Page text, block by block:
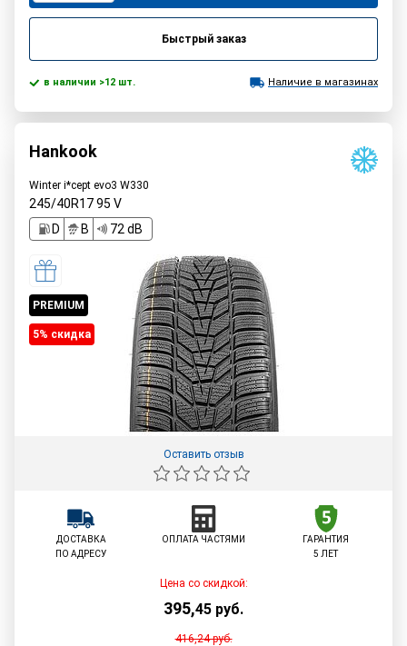
Быстрый заказ
в наличии >12 шт. Наличие в магазинах
Hankook
Winter i*cept evo3 W330
245/40R1795 V
D
B 72 dB
PREMIUM
5% cкидка
Оставить отзыв
ДОСТАВКА
ПО АДРЕСУ
ОПЛАТА ЧАСТЯМИ
ГАРАНТИЯ
5 ЛЕТ
Цена со скидкой:
395,45 руб.
416,24руб.